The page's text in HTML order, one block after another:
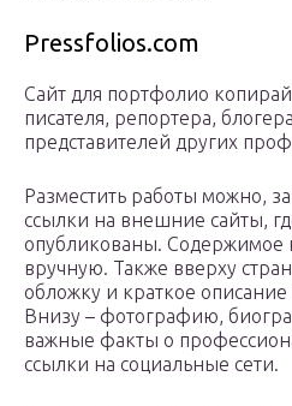
Pressfolios.com
Сайт для портфолио
писателя, репортера,
представителей других
Разместить работы можно,
ссылки на внешние сайты,
опубликованы. Содержимое
вручную. Также вверху
обложку и краткое
Внизу – фотографию,
важные факты о
ссылки на социальные сети.